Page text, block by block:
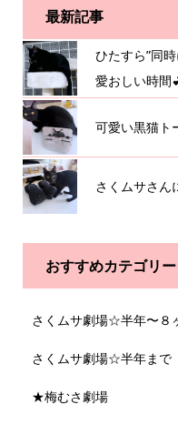
最新記事
ひたすら”同
愛おしい時間
可愛い黒猫ト
さくムサさん
おすすめカテゴリー
さくムサ劇場☆半年〜８
さくムサ劇場☆半年まで
★梅むさ劇場